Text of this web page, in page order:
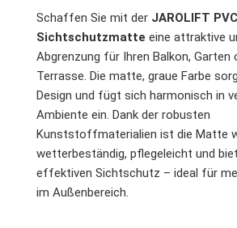
Schaffen Sie mit der JAROLIFT PVC
Sichtschutzmatte eine attraktive
Abgrenzung für Ihren Balkon, Garten
Terrasse. Die matte, graue Farbe
Design und fügt sich harmonisch in
Ambiente ein. Dank der robusten
Kunststoffmaterialien ist die Matte
wetterbeständig, pflegeleicht und
effektiven Sichtschutz – ideal für
im Außenbereich.